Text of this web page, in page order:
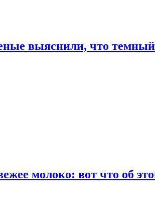
выяснили, что
молоко: вот что об